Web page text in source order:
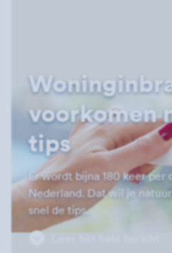
voorkomen
tips
Er wordt bijna 180 keer per
Nederland. Dat wil je
snel de tips.